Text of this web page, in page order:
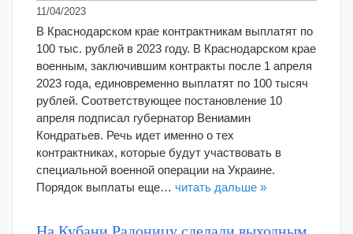
11/04/2023
В Краснодарском крае контрактникам выплатят по
100 тыс. рублей в 2023 году. В Краснодарском крае
военным, заключившим контракты после 1 апреля
2023 года, единовременно выплатят по 100 тысяч
рублей. Соответствующее постановление 10
апреля подписал губернатор Вениамин
Кондратьев. Речь идет именно о тех
контрактниках, которые будут участвовать в
специальной военной операции на Украине.
Порядок выплаты еще… читать дальше »